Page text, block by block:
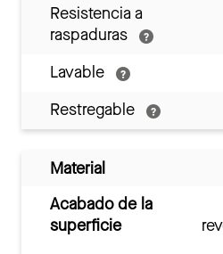
Resistencia a
raspaduras
Lavable
Restregable
Material
Acabado de la
superficie